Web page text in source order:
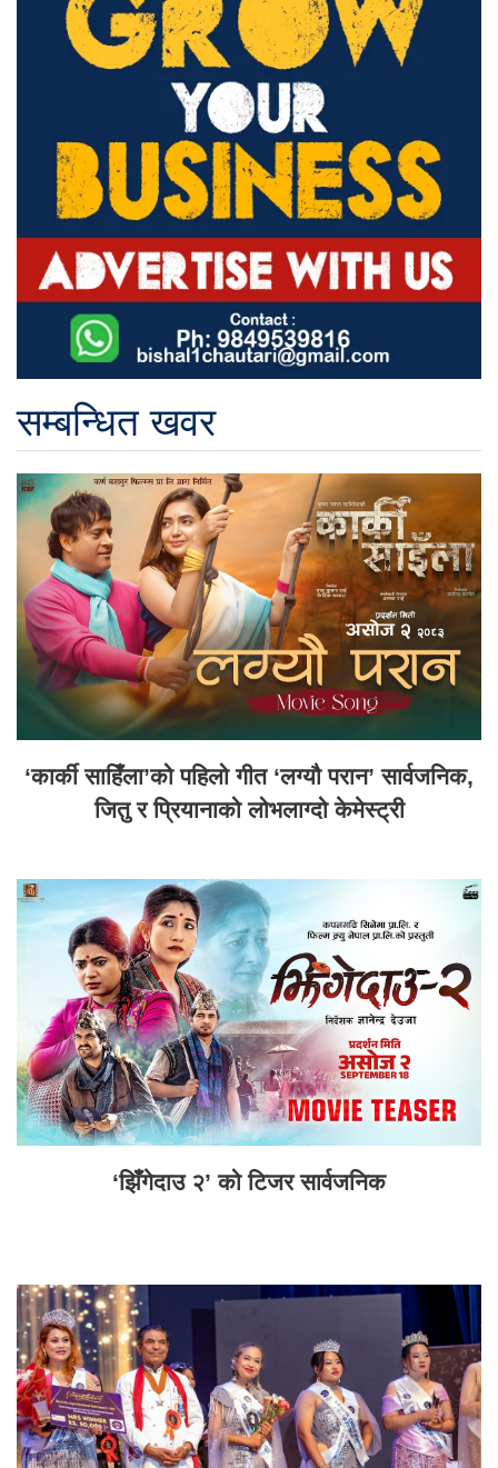
सम्बन्धित खवर
‘कार्की साहिँला’को पहिलो गीत ‘लग्यौ परान’ सार्वजनिक,
जितु र प्रियानाको लोभलाग्दो केमेस्ट्री
‘झिँगेदाउ २’ को टिजर सार्वजनिक